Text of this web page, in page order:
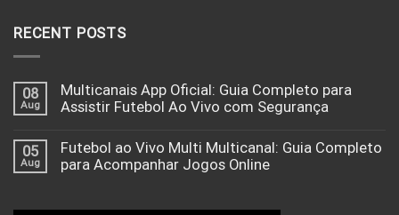
RECENT POSTS
08
Aug
Multicanais App Oficial: Guia Completo para
Assistir Futebol Ao Vivo com Segurança
05
Aug
Futebol ao Vivo Multi Multicanal: Guia Completo
para Acompanhar Jogos Online